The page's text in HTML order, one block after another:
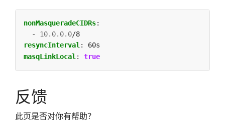
nonMasqueradeCIDRs:
- 10.0.0.0/8
resyncInterval:
60s
masqLinkLocal : true
反馈
此页是否对你有帮助？